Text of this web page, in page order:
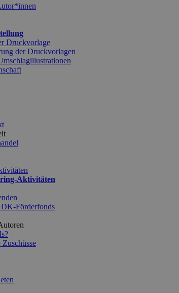
Druckvorlage
der Druckvorlagen
Aktivitäten
Förderfonds